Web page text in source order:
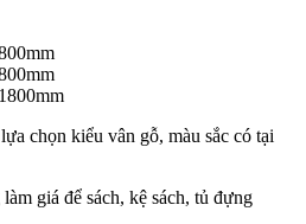
chọn kiểu vân gỗ, màu sắc có tại
giá để sách, kệ sách, tủ đựng